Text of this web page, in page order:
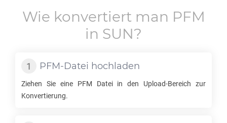
Wie konvertiert man PFM
in SUN?
PFM-Datei hochladen
Ziehen Sie eine PFM Datei in den Upload-Bereich zur
Konvertierung.